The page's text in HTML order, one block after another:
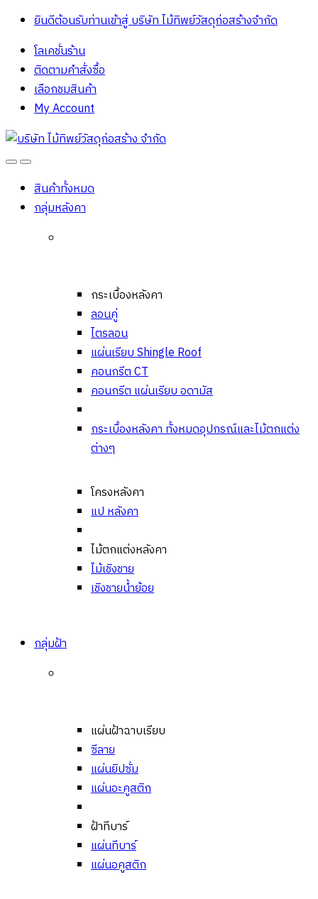
ยินดีต้อนรับท่านเข้าสู่ บริษัท ไม้ทิพย์วัสดุก่อสร้างจํากัด
โลเคชั่นร้าน
ติดตามคำสั่งซื้อ
เลือกชมสินค้า
My Account
OpenClose
สินค้าทั้งหมด
กลุ่มหลังคา
กระเบื้องหลังคา
ลอนคู่
ไตรลอน
แผ่นเรียบ Shingle Roof
คอนกรีต CT
คอนกรีต แผ่นเรียบ อดามัส
กระเบื้องหลังคา ทั้งหมดอุปกรณ์และไม้ตกแต่ง
ต่างๆ
โครงหลังคา
แป หลังคา
ไม้ตกแต่งหลังคา
ไม้เชิงชาย
เชิงชายน้ำย้อย
กลุ่มฝ้า
แผ่นฝ้าฉาบเรียบ
ซีลาย
แผ่นยิปซั่ม
แผ่นอะคูสติก
ฝ้าทีบาร์
แผ่นทีบาร์
แผ่นอคูสติก